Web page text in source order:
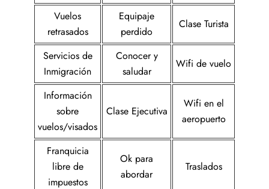
Vuelos
retrasados
Equipaje
perdido
Clase Turista
Servicios de
Inmigración
Conocer y
saludar
Wifi de vuelo
Información
sobre
vuelos/visados
Clase Ejecutiva
Wifi en el
aeropuerto
Franquicia
libre de
impuestos
Ok para
abordar
Traslados